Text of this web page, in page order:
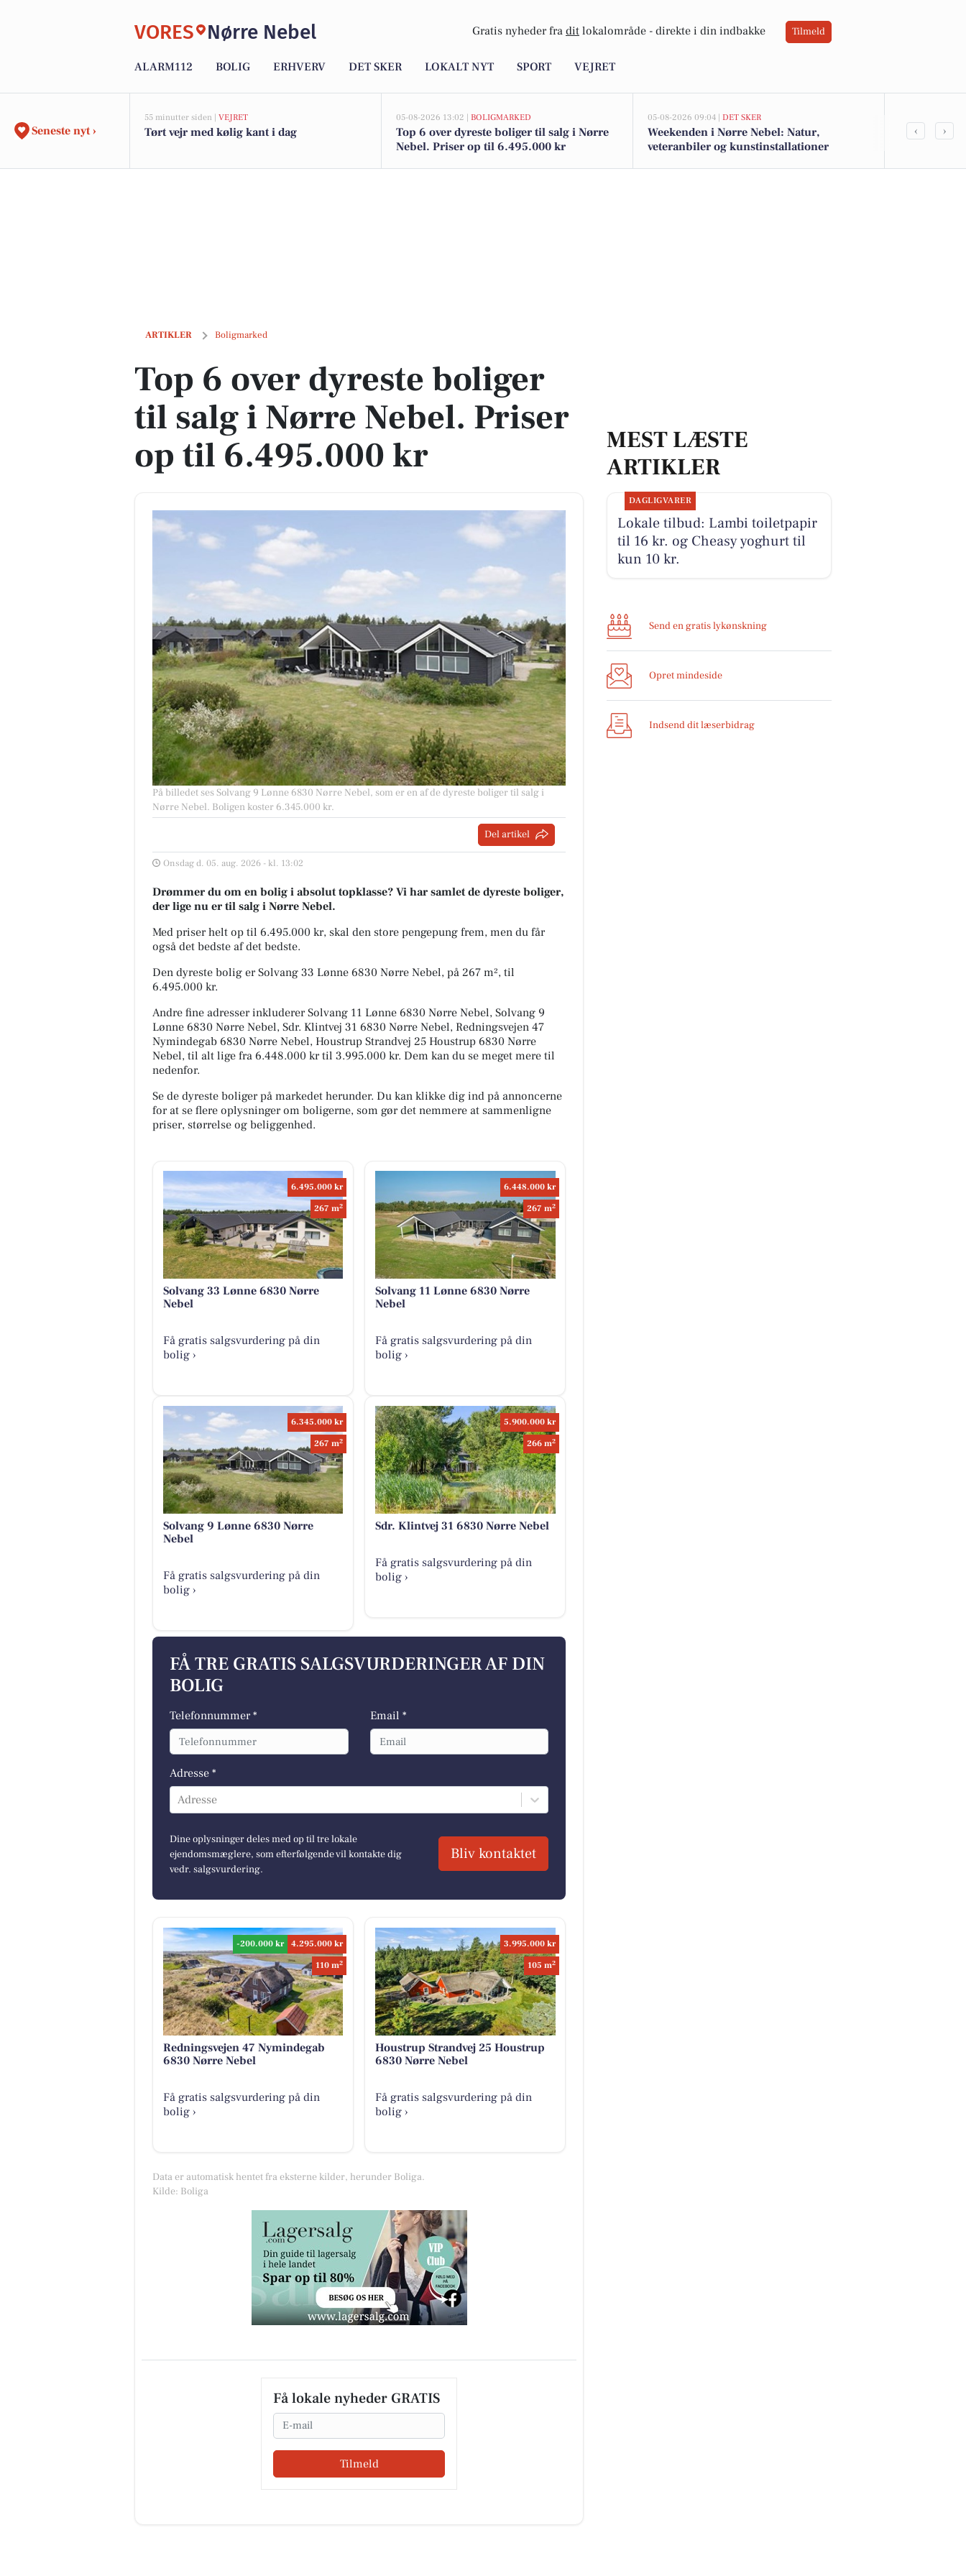
VORES Nørre Nebel Gratis nyheder fra dit lokalområde - direkte i din indbakke Tilmeld
ALARM112 BOLIG ERHVERV DET SKER LOKALT NYT SPORT VEJRET
Seneste nyt ›
55 minutter siden | VEJRET
Tørt vejr med kølig kant i dag
05-08-2026 13:02 | BOLIGMARKED
Top 6 over dyreste boliger til salg i Nørre
Nebel. Priser op til 6.495.000 kr
05-08-2026 09:04 | DET SKER
Weekenden i Nørre Nebel: Natur,
veteranbiler og kunstinstallationer
Lokale
‹ ›
ARTIKLER Boligmarked
Top 6 over dyreste boliger til salg i Nørre Nebel. Priser op til 6.495.000 kr
Top 6 over dyreste boliger
til salg i Nørre Nebel. Priser
op til 6.495.000 kr
På billedet ses Solvang 9 Lønne 6830 Nørre Nebel, som er en af de dyreste boliger til salg i
Nørre Nebel. Boligen koster 6.345.000 kr.
Del artikel
Onsdag d. 05. aug. 2026 - kl. 13:02
Drømmer du om en bolig i absolut topklasse? Vi har samlet de dyreste boliger,
der lige nu er til salg i Nørre Nebel.
Med priser helt op til 6.495.000 kr, skal den store pengepung frem, men du får
også det bedste af det bedste.
Den dyreste bolig er Solvang 33 Lønne 6830 Nørre Nebel, på 267 m², til
6.495.000 kr.
Andre fine adresser inkluderer Solvang 11 Lønne 6830 Nørre Nebel, Solvang 9
Lønne 6830 Nørre Nebel, Sdr. Klintvej 31 6830 Nørre Nebel, Redningsvejen 47
Nymindegab 6830 Nørre Nebel, Houstrup Strandvej 25 Houstrup 6830 Nørre
Nebel, til alt lige fra 6.448.000 kr til 3.995.000 kr. Dem kan du se meget mere til
nedenfor.
Se de dyreste boliger på markedet herunder. Du kan klikke dig ind på annoncerne
for at se flere oplysninger om boligerne, som gør det nemmere at sammenligne
priser, størrelse og beliggenhed.
6.495.000 kr
267 m2
Solvang 33 Lønne 6830 Nørre
Nebel
Få gratis salgsvurdering på din
bolig ›
6.448.000 kr
267 m2
Solvang 11 Lønne 6830 Nørre
Nebel
Få gratis salgsvurdering på din
bolig ›
6.345.000 kr
267 m2
Solvang 9 Lønne 6830 Nørre
Nebel
Få gratis salgsvurdering på din
bolig ›
5.900.000 kr
266 m2
Sdr. Klintvej 31 6830 Nørre Nebel
Få gratis salgsvurdering på din
bolig ›
FÅ TRE GRATIS SALGSVURDERINGER AF DIN
BOLIG
Telefonnummer * Email *
Adresse *
Adresse
Dine oplysninger deles med op til tre lokale
ejendomsmæglere, som efterfølgende vil kontakte dig
vedr. salgsvurdering.
Bliv kontaktet
-200.000 kr
4.295.000 kr
110 m2
Redningsvejen 47 Nymindegab
6830 Nørre Nebel
Få gratis salgsvurdering på din
bolig ›
3.995.000 kr
105 m2
Houstrup Strandvej 25 Houstrup
6830 Nørre Nebel
Få gratis salgsvurdering på din
bolig ›
Data er automatisk hentet fra eksterne kilder, herunder Boliga.
Kilde: Boliga
Få lokale nyheder GRATIS
Email
Tilmeld
MEST LÆSTE
ARTIKLER
DAGLIGVARER
Lokale tilbud: Lambi toiletpapir
til 16 kr. og Cheasy yoghurt til
kun 10 kr.
Send en gratis lykønskning
Opret mindeside
Indsend dit læserbidrag